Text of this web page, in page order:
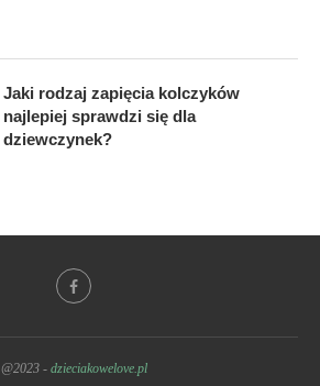
Jaki rodzaj zapięcia kolczyków
najlepiej sprawdzi się dla
dziewczynek?
@2023 - dzieciakowelove.pl